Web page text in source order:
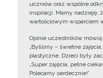
uczniów oraz wspólne
inspiracji. Mamy nadzieję,
wartościowym wsparciem
Opinie uczestników mówią
„Byliśmy – świetne
plastyczne. Dzieci były
„Super zajęcia, pełne
Polecamy serdecznie!”